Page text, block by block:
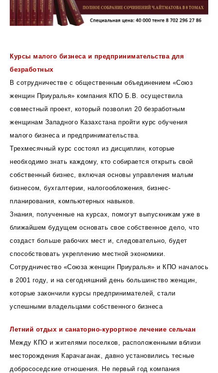
Курсы малого бизнеса и предпринимательства для
безработных
В сотрудничестве с общественным объединением «Союз
женщин Приуралья» компания КПО Б.В. осуществила
совместный проект, который позволил 20 безработным
женщинам Западного Казахстана пройти курс обучения
малого бизнеса и предпринимательства.
Трехмесячный курс состоял из дисциплин, которые
необходимо знать каждому, кто собирается открыть свой
собственный бизнес, включая основы управления малым
бизнесом, бухгалтерии, налогообложения, бизнес-
планирования, компьютерных навыков.
Знания, полученные на курсах, помогут выпускникам уже в
ближайшем будущем основать свое собственное дело, что
создаст больше рабочих мест и, следовательно, будет
способствовать укреплению местной экономики.
Сотрудничество «Союза женщин Приуралья» и КПО началось
в 2001 году, и на сегодняшний день большинство женщин,
которые закончили курсы предпринимателей, стали
успешными владельцами собственного бизнеса
Летний отдых и санаторно-курортное лечение сельчан
Между КПО и жителями поселков, расположенными вблизи
месторождения Карачаганак, давно установились тесные
добрососедские отношения. Не первый год компания